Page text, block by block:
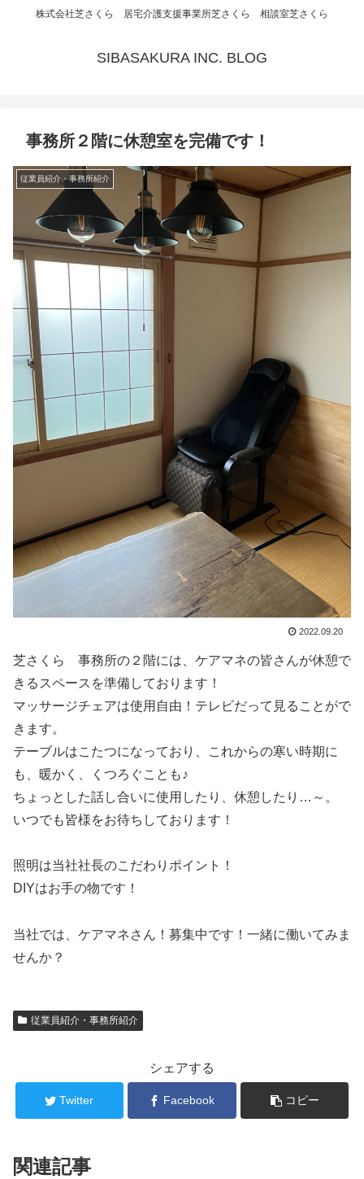
株式会社芝さくら 居宅介護支援事業所芝さくら 相談室芝さくら
SIBASAKURA INC. BLOG
事務所２階に休憩室を完備です！
従業員紹介・事務所紹介
2022.09.20
芝さくら 事務所の２階には、ケアマネの皆さんが休憩で
きるスペースを準備しております！
マッサージチェアは使用自由！テレビだって見ることがで
きます。
テーブルはこたつになっており、これからの寒い時期に
も、暖かく、くつろぐことも♪
ちょっとした話し合いに使用したり、休憩したり…～。
いつでも皆様をお待ちしております！
照明は当社社長のこだわりポイント！
DIYはお手の物です！
当社では、ケアマネさん！募集中です！一緒に働いてみま
せんか？
従業員紹介・事務所紹介
シェアする
Twitter Facebook コピー
関連記事